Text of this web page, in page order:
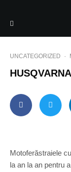
UNCATEGORIZED ·
Motoferăstraiele
la an la an pentru